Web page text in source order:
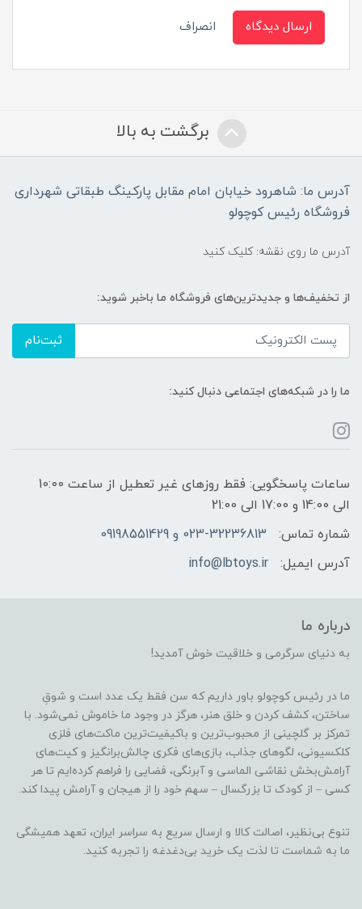
ارسال دیدگاه انصراف
برگشت به بالا
آدرس ما: شاهرود خیابان امام مقابل پارکینگ طبقاتی شهرداری
فروشگاه رئیس کوچولو
آدرس ما روی نقشه: کلیک کنید
از تخفیف‌ها و جدیدترین‌های فروشگاه ما باخبر شوید:
ثبت‌نام
ما را در شبکه‌های اجتماعی دنبال کنید:
ساعات پاسخگویی: فقط روزهای غیر تعطیل از ساعت 10:00
الی 14:00 و 17:00 الی 21:00
شماره تماس:
023-32236813 و 09198551429
آدرس ایمیل:
info@lbtoys.ir
درباره ما
به دنیای سرگرمی و خلاقیت خوش آمدید!
ما در رئیس کوچولو باور داریم که سن فقط یک عدد است و شوقِ
ساختن، کشف کردن و خلق هنر، هرگز در وجود ما خاموش نمی‌شود. با
تمرکز بر گلچینی از محبوب‌ترین و باکیفیت‌ترین ماکت‌های فلزی
کلکسیونی، لگوهای جذاب، بازی‌های فکری چالش‌برانگیز و کیت‌های
آرامش‌بخش نقاشی الماسی و آبرنگی، فضایی را فراهم کرده‌ایم تا هر
کسی – از کودک تا بزرگسال – سهم خود را از هیجان و آرامش پیدا کند.
تنوع بی‌نظیر، اصالت کالا و ارسال سریع به سراسر ایران، تعهد همیشگی
ما به شماست تا لذت یک خرید بی‌دغدغه را تجربه کنید.